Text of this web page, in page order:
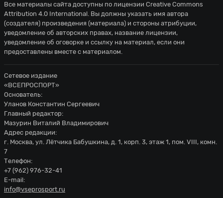
Все материалы сайта доступны по лицензии Creative Commons
Attribution 4.0 International. Вы должны указать имя автора
(создателя) произведения (материала) и стороны атрибуции,
уведомление об авторских правах, название лицензии,
уведомление об оговорке и ссылку на материал, если они
предоставлены вместе с материалом.
Сетевое издание
«ВСЕПРОСПОРТ»
Основатель:
Уланов Константин Сергеевич
Главный редактор:
Мазурин Виталий Владимирович
Адрес редакции:
г. Москва, ул. Лётчика Бабушкина, д. 1, корп. 3, этаж 1, пом. VIII, комн.
7
Телефон:
+7 (962) 976-32-41
E-mail:
info@vseprosport.ru